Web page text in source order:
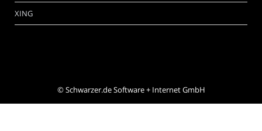
XING
©Schwarzer.de Software + Internet GmbH